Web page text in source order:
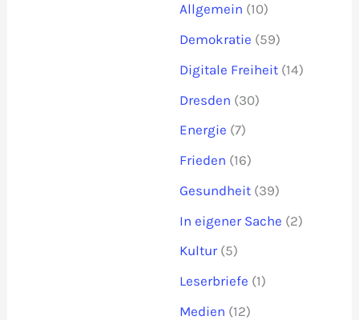
Allgemein (10)
Demokratie (59)
Digitale Freiheit (14)
Dresden (30)
Energie (7)
Frieden (16)
Gesundheit (39)
In eigener Sache (2)
Kultur (5)
Leserbriefe (1)
Medien (12)